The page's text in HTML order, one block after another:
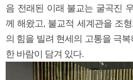
음 전래된 이래 불교는 굴곡진
께 해왔고, 불교적 세계관을 조
의 힘을 빌려 현세의 고통을 극
한 바람이 담겨 있다.